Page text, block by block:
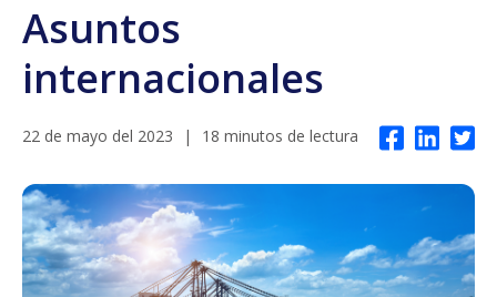
Asuntos
internacionales
22 de mayo del 2023 | 18 minutos de lectura